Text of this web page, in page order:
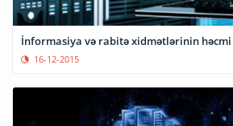
16-12-2015